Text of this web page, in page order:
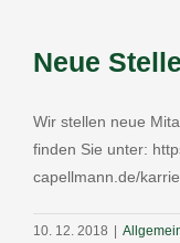
Neue
Wir stellen neue
finden Sie unter:
capellmann.de/
10. 12. 2018